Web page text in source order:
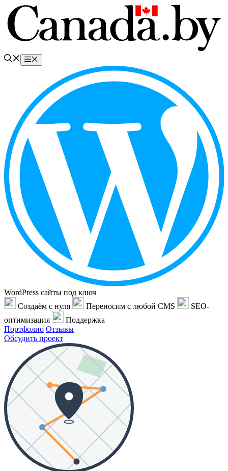
Перейти
содержимому
Меню
WordPress сайты под ключ
Создаём с нуля
Переносим с любой CMS
SEO-
оптимизация
Поддержка
Портфолио Отзывы
Обсудить проект